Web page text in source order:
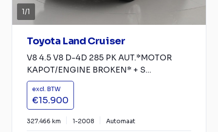
1/1
Toyota Land Cruiser
V8 4.5 V8 D-4D 285 PK AUT.*MOTOR
KAPOT/ENGINE BROKEN* + S...
excl. BTW
€15.900
327.466 km 1-2008 Automaat